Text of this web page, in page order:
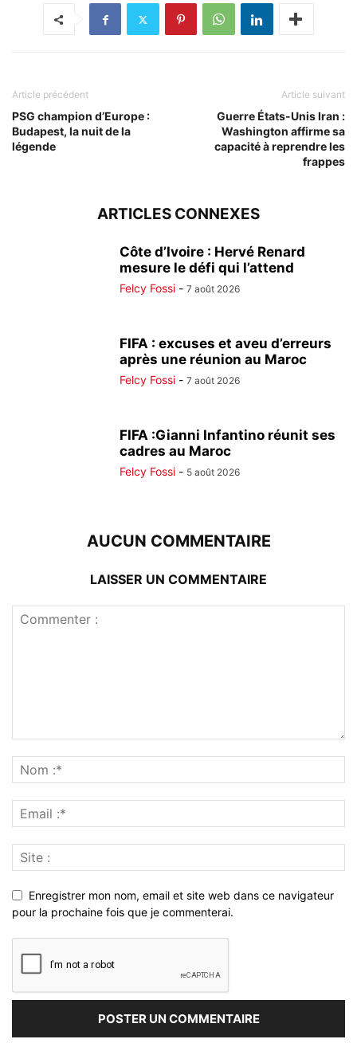
Article précédent
PSG champion d’Europe :
Budapest, la nuit de la
légende
Article suivant
Guerre États-Unis Iran :
Washington affirme sa
capacité à reprendre les
frappes
ARTICLES CONNEXES
Côte d’Ivoire : Hervé Renard
mesure le défi qui l’attend
Felcy Fossi - 7 août 2026
FIFA : excuses et aveu d’erreurs
après une réunion au Maroc
Felcy Fossi - 7 août 2026
FIFA :Gianni Infantino réunit ses
cadres au Maroc
Felcy Fossi - 5 août 2026
AUCUN COMMENTAIRE
LAISSER UN COMMENTAIRE
Enregistrer mon nom, email et site web dans ce navigateur
pour la prochaine fois que je commenterai.